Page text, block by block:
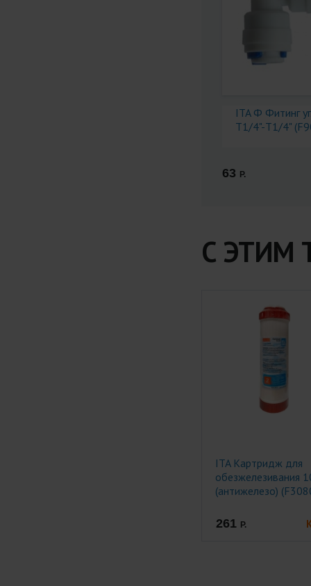
ITA Ф Фитинг
Т1/4"-T1/4"
63 Р.
С ЭТИМ
ITA Картридж для
обезжелезивания
(антижелезо)
261 Р.